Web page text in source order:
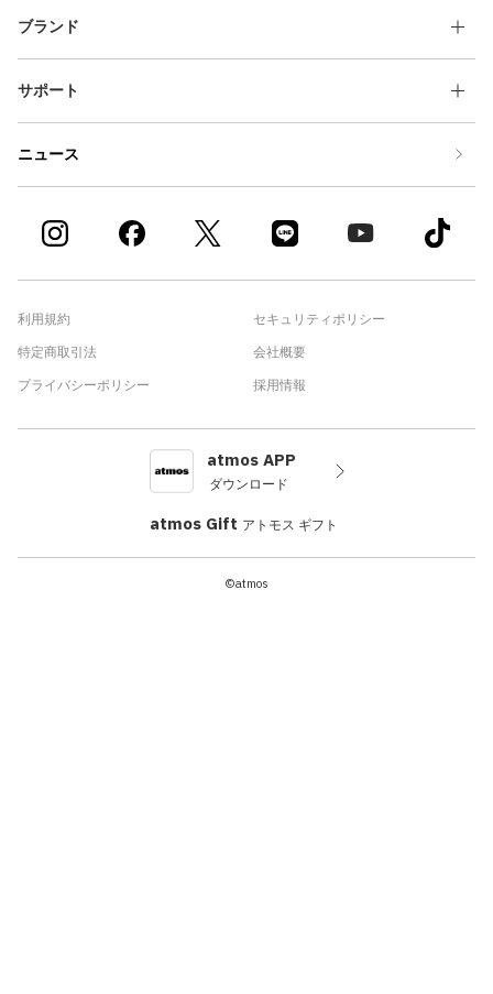
ブランド
サポート
ニュース
利用規約
特定商取引法
プライバシーポリシー
セキュリティポリシー
会社概要
採用情報
atmos APP
ダウンロード
atmos Gift アトモス ギフト
©atmos